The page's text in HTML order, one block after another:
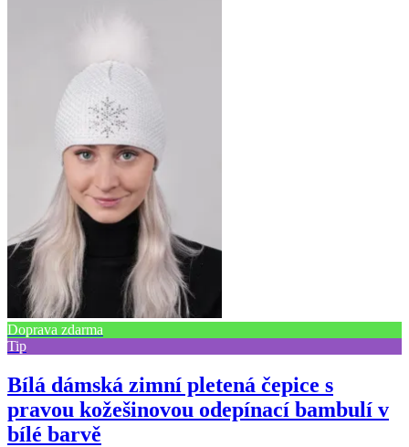
Doprava zdarma
Tip
Bílá dámská zimní pletená čepice s
pravou kožešinovou odepínací bambulí v
bílé barvě